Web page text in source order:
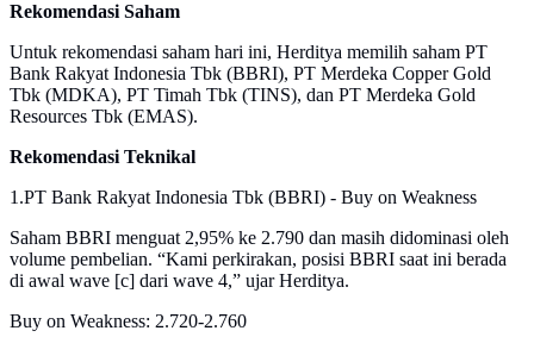
Rekomendasi Saham
Untuk rekomendasi saham hari ini, Herditya memilih saham PT
Bank Rakyat Indonesia Tbk (BBRI), PT Merdeka Copper Gold
Tbk (MDKA), PT Timah Tbk (TINS), dan PT Merdeka Gold
Resources Tbk (EMAS).
Rekomendasi Teknikal
1.PT Bank Rakyat Indonesia Tbk (BBRI) - Buy on Weakness
Saham BBRI menguat 2,95% ke 2.790 dan masih didominasi oleh
volume pembelian. “Kami perkirakan, posisi BBRI saat ini berada
di awal wave [c] dari wave 4,” ujar Herditya.
Buy on Weakness: 2.720-2.760